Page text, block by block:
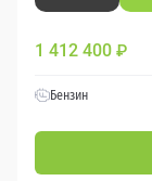
1 412 400 ₽
Бензин